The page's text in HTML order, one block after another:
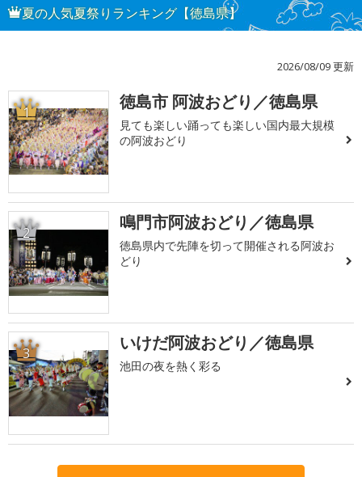
夏の人気夏祭りランキング【徳島県】
2026/08/09 更新
1 徳島市 阿波おどり／徳島県
見ても楽しい踊っても楽しい国内最大規模
の阿波おどり
2 鳴門市阿波おどり／徳島県
徳島県内で先陣を切って開催される阿波お
どり
3 いけだ阿波おどり／徳島県
池田の夜を熱く彩る